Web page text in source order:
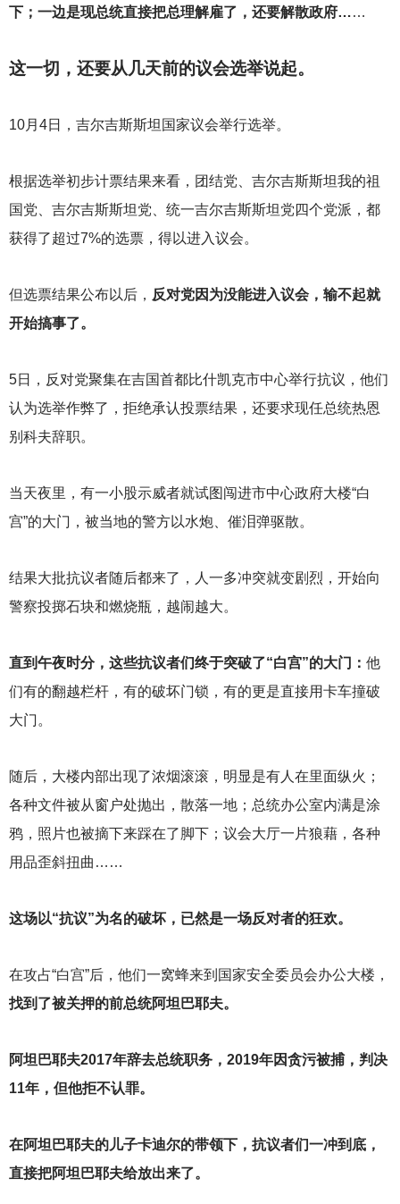
下；一边是现总统直接把总理解雇了，还要解散政府……
这一切，还要从几天前的议会选举说起。
10月4日，吉尔吉斯斯坦国家议会举行选举。
根据选举初步计票结果来看，团结党、吉尔吉斯斯坦我的祖
国党、吉尔吉斯斯坦党、统一吉尔吉斯斯坦党四个党派，都
获得了超过7%的选票，得以进入议会。
但选票结果公布以后， 反对党因为没能进入议会，输不起就
开始搞事了。
5日，反对党聚集在吉国首都比什凯克市中心举行抗议，他们
认为选举作弊了，拒绝承认投票结果，还要求现任总统热恩
别科夫辞职。
当天夜里，有一小股示威者就试图闯进市中心政府大楼“白
宫”的大门，被当地的警方以水炮、催泪弹驱散。
结果大批抗议者随后都来了，人一多冲突就变剧烈，开始向
警察投掷石块和燃烧瓶，越闹越大。
直到午夜时分，这些抗议者们终于突破了“白宫”的大门： 他
们有的翻越栏杆，有的破坏门锁，有的更是直接用卡车撞破
大门。
随后，大楼内部出现了浓烟滚滚，明显是有人在里面纵火；
各种文件被从窗户处抛出，散落一地；总统办公室内满是涂
鸦，照片也被摘下来踩在了脚下；议会大厅一片狼藉，各种
用品歪斜扭曲……
这场以“抗议”为名的破坏，已然是一场反对者的狂欢。
在攻占“白宫”后，他们一窝蜂来到国家安全委员会办公大楼，
找到了被关押的前总统阿坦巴耶夫。
阿坦巴耶夫2017年辞去总统职务，2019年因贪污被捕，判决
11年，但他拒不认罪。
在阿坦巴耶夫的儿子卡迪尔的带领下，抗议者们一冲到底，
直接把阿坦巴耶夫给放出来了。